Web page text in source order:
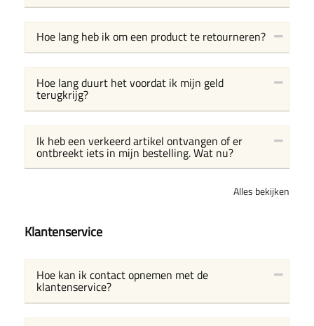
Hoe lang heb ik om een product te retourneren?
Hoe lang duurt het voordat ik mijn geld
terugkrijg?
Ik heb een verkeerd artikel ontvangen of er
ontbreekt iets in mijn bestelling. Wat nu?
Alles bekijken
Klantenservice
Hoe kan ik contact opnemen met de
klantenservice?